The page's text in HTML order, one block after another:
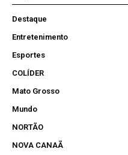
Destaque
Entretenimento
Esportes
COLÍDER
Mato Grosso
Mundo
NORTÃO
NOVA CANAÃ